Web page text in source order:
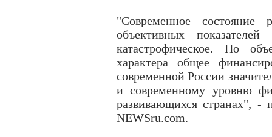
"Современное
объективных
катастрофическое. По
характера общее
современной России
и современному уровню
развивающихся странах", -
NEWSru.com.